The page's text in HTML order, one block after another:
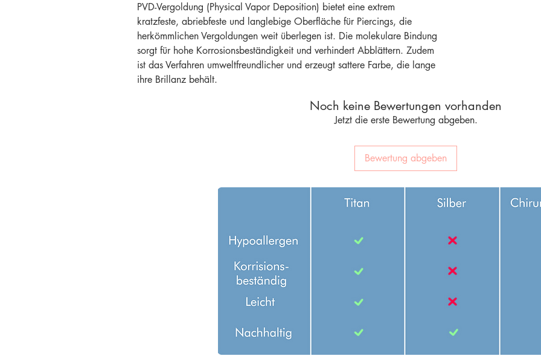
PVD-Vergoldung (Physical Vapor Deposition) bietet eine extrem
kratzfeste, abriebfeste und langlebige Oberfläche für Piercings, die
herkömmlichen Vergoldungen weit überlegen ist. Die molekulare Bindung
sorgt für hohe Korrosionsbeständigkeit und verhindert Abblättern. Zudem
ist das Verfahren umweltfreundlicher und erzeugt sattere Farbe, die lange
ihre Brillanz behält.
Noch keine Bewertungen vorhanden
Jetzt die erste Bewertung abgeben.
Bewertung abgeben